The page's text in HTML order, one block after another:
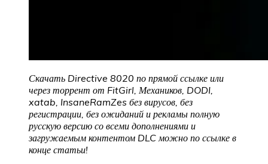
Скачать Directive 8020 по прямой ссылке или
через торрент от FitGirl, Механиков, DODI,
xatab, InsaneRamZes без вирусов, без
регистрации, без ожиданий и рекламы полную
русскую версию со всеми дополнениями и
загружаемым контентом DLC можно по ссылке в
конце статьи!